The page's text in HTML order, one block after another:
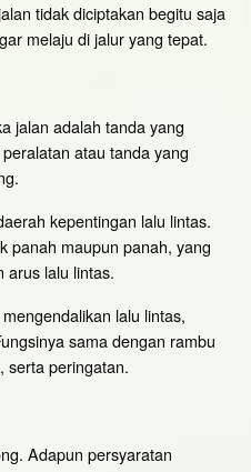
tidak diciptakan begitu saja
melaju di jalur yang tepat.
jalan adalah tanda yang
atau tanda yang
kepentingan lalu lintas.
panah maupun panah, yang
arus lalu lintas.
lalu lintas,
sama dengan rambu
serta peringatan.
Adapun persyaratan